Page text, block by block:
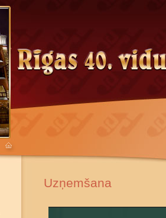
Uzņemšana